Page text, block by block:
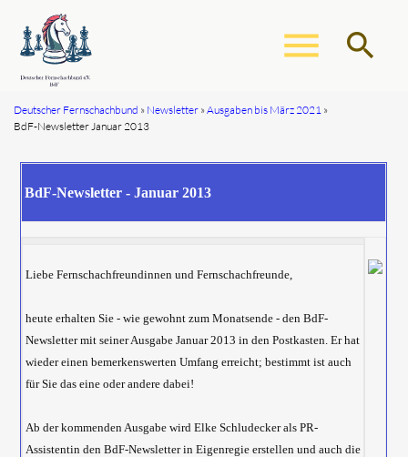
menu search
Deutscher Fernschachbund Newsletter Ausgaben bis März 2021
BdF-Newsletter Januar 2013
BdF-Newsletter - Januar 2013
Liebe Fernschachfreundinnen und Fernschachfreunde,
heute erhalten Sie - wie gewohnt zum Monatsende - den BdF-
Newsletter mit seiner Ausgabe Januar 2013 in den Postkasten. Er hat
wieder einen bemerkenswerten Umfang erreicht; bestimmt ist auch
für Sie das eine oder andere dabei!
Ab der kommenden Ausgabe wird Elke Schludecker als PR-
Assistentin den BdF-Newsletter in Eigenregie erstellen und auch die